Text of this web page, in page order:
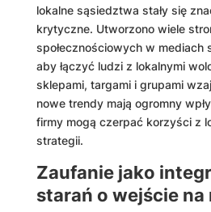
lokalne sąsiedztwa stały się
krytyczne. Utworzono wiele
społecznościowych w mediach
aby łączyć ludzi z lokalnymi
sklepami, targami i grupami
nowe trendy mają ogromny
firmy mogą czerpać korzyści z
strategii.
Zaufanie jako
starań o wejście na